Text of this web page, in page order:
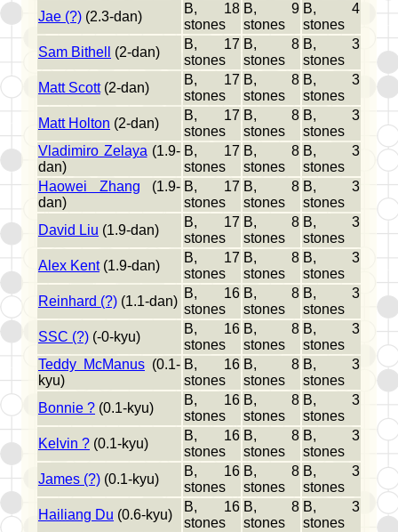
Jae (?) (2.3-dan)
B, 18
stones
B, 9
stones
B, 4
stones
Sam Bithell
(2-dan)
B, 17
stones
B, 8
stones
B, 3
stones
Matt Scott(2-dan)
B, 17
stones
B, 8
stones
B, 3
stones
Matt Holton (2-dan)
B, 17
stones
B, 8
stones
B, 3
stones
Vladimiro Zelaya(1.9-
dan)
B, 17
stones
B, 8
stones
B, 3
stones
Haowei Zhang (1.9-
dan)
B, 17
stones
B, 8
stones
B, 3
stones
David Liu (1.9-dan)
B, 17
stones
B, 8
stones
B, 3
stones
Alex Kent(1.9-dan)
B, 17
stones
B, 8
stones
B, 3
stones
Reinhard (?) (1.1-dan)
B, 16
stones
B, 8
stones
B, 3
stones
SSC (?) (-0-kyu)
B, 16
stones
B, 8
stones
B, 3
stones
Teddy McManus (0.1-
kyu)
B, 16
stones
B, 8
stones
B, 3
stones
Bonnie ? (0.1-kyu)
B, 16
stones
B, 8
stones
B, 3
stones
Kelvin ? (0.1-kyu)
B, 16
stones
B, 8
stones
B, 3
stones
James (?) (0.1-kyu)
B, 16
stones
B, 8
stones
B, 3
stones
Hailiang Du (0.6-kyu)
B, 16
stones
B, 8
stones
B, 3
stones